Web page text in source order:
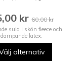
kr60,00 kr
sula i skön fleece och
dämpande latex.
alternativ